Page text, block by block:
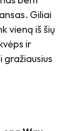
Giliai
vieną iš šių
ir